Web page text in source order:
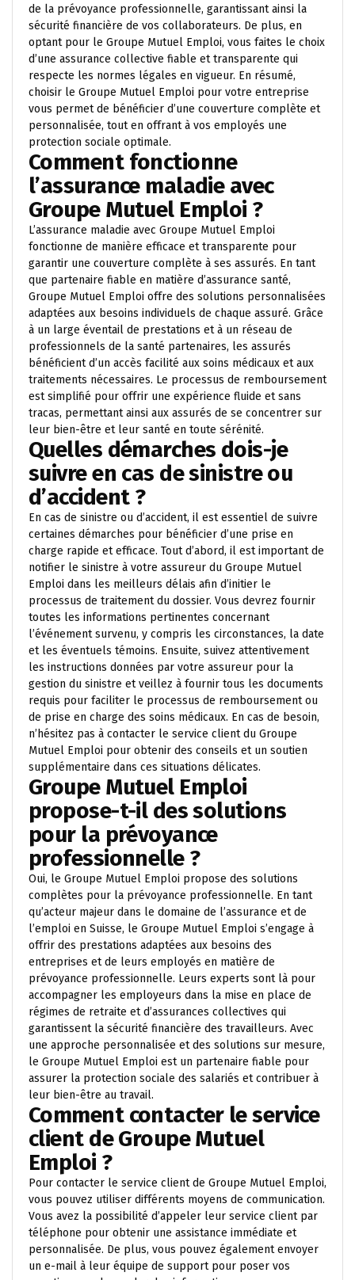
de la prévoyance professionnelle, garantissant ainsi la
sécurité financière de vos collaborateurs. De plus, en
optant pour le Groupe Mutuel Emploi, vous faites le choix
d’une assurance collective fiable et transparente qui
respecte les normes légales en vigueur. En résumé,
choisir le Groupe Mutuel Emploi pour votre entreprise
vous permet de bénéficier d’une couverture complète et
personnalisée, tout en offrant à vos employés une
protection sociale optimale.
Comment fonctionne
l’assurance maladie avec
Groupe Mutuel Emploi ?
L’assurance maladie avec Groupe Mutuel Emploi
fonctionne de manière efficace et transparente pour
garantir une couverture complète à ses assurés. En tant
que partenaire fiable en matière d’assurance santé,
Groupe Mutuel Emploi offre des solutions personnalisées
adaptées aux besoins individuels de chaque assuré. Grâce
à un large éventail de prestations et à un réseau de
professionnels de la santé partenaires, les assurés
bénéficient d’un accès facilité aux soins médicaux et aux
traitements nécessaires. Le processus de remboursement
est simplifié pour offrir une expérience fluide et sans
tracas, permettant ainsi aux assurés de se concentrer sur
leur bien-être et leur santé en toute sérénité.
Quelles démarches dois-je
suivre en cas de sinistre ou
d’accident ?
En cas de sinistre ou d’accident, il est essentiel de suivre
certaines démarches pour bénéficier d’une prise en
charge rapide et efficace. Tout d’abord, il est important de
notifier le sinistre à votre assureur du Groupe Mutuel
Emploi dans les meilleurs délais afin d’initier le
processus de traitement du dossier. Vous devrez fournir
toutes les informations pertinentes concernant
l’événement survenu, y compris les circonstances, la date
et les éventuels témoins. Ensuite, suivez attentivement
les instructions données par votre assureur pour la
gestion du sinistre et veillez à fournir tous les documents
requis pour faciliter le processus de remboursement ou
de prise en charge des soins médicaux. En cas de besoin,
n’hésitez pas à contacter le service client du Groupe
Mutuel Emploi pour obtenir des conseils et un soutien
supplémentaire dans ces situations délicates.
Groupe Mutuel Emploi
propose-t-il des solutions
pour la prévoyance
professionnelle ?
Oui, le Groupe Mutuel Emploi propose des solutions
complètes pour la prévoyance professionnelle. En tant
qu’acteur majeur dans le domaine de l’assurance et de
l’emploi en Suisse, le Groupe Mutuel Emploi s’engage à
offrir des prestations adaptées aux besoins des
entreprises et de leurs employés en matière de
prévoyance professionnelle. Leurs experts sont là pour
accompagner les employeurs dans la mise en place de
régimes de retraite et d’assurances collectives qui
garantissent la sécurité financière des travailleurs. Avec
une approche personnalisée et des solutions sur mesure,
le Groupe Mutuel Emploi est un partenaire fiable pour
assurer la protection sociale des salariés et contribuer à
leur bien-être au travail.
Comment contacter le service
client de Groupe Mutuel
Emploi ?
Pour contacter le service client de Groupe Mutuel Emploi,
vous pouvez utiliser différents moyens de communication.
Vous avez la possibilité d’appeler leur service client par
téléphone pour obtenir une assistance immédiate et
personnalisée. De plus, vous pouvez également envoyer
un e-mail à leur équipe de support pour poser vos